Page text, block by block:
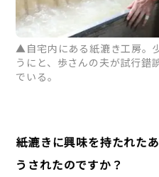
▲自宅内にある紙漉き工房。
うにと、歩さんの夫が試行錯
でいる。
――紙漉きに興味を持たれ
うされたのですか？